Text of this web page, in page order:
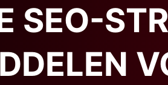
SEO-